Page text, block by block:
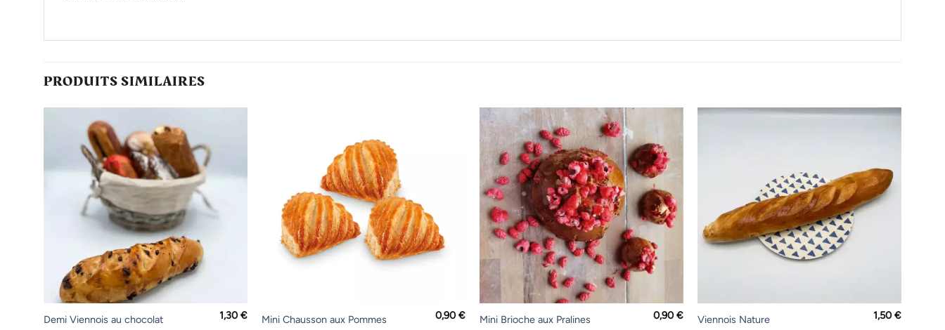
PRODUITS SIMILAIRES
Demi Viennois au chocolat 1,30€ Mini Chausson aux Pommes 0,90€ Mini Brioche aux Pralines 0,90€ Viennois Nature 1,50€